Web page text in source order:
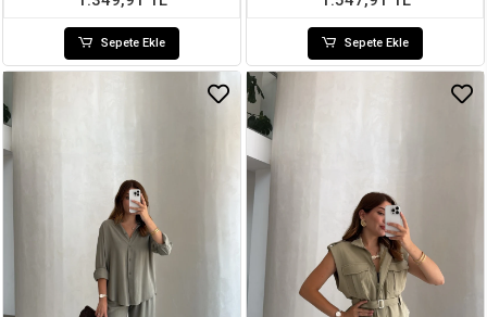
Sepete Ekle Sepete Ekle